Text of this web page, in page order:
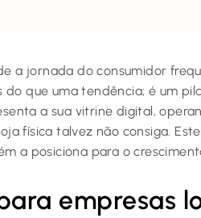
a jornada do consumidor
do que uma tendência; é um
a sua vitrine digital,
física talvez não consiga.
a posiciona para o
empresas